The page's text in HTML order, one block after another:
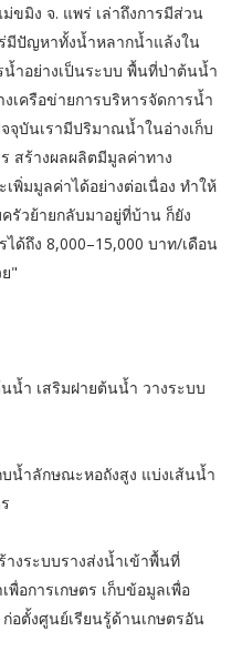
มิง จ. แพร่ เล่าถึงการมีส่วน
มีปัญหาทั้งน้ำหลากน้ำแล้งใน
ำอย่างเป็นระบบ พื้นที่ป่าต้นน้ำ
เครือข่ายการบริหารจัดการน้ำ
จุบันเรามีปริมาณน้ำในอ่างเก็บ
สร้างผลผลิตมีมูลค่าทาง
พิ่มมูลค่าได้อย่างต่อเนื่อง ทำให้
รัวย้ายกลับมาอยู่ที่บ้าน ก็ยัง
ได้ถึง 8,000–15,000 บาท/เดือน
"
ำ เสริมฝายต้นน้ำ วางระบบ
น้ำลักษณะหอถังสูง แบ่งเส้นน้ำ
างระบบรางส่งน้ำเข้าพื้นที่
พื่อการเกษตร เก็บข้อมูลเพื่อ
อตั้งศูนย์เรียนรู้ด้านเกษตรอัน